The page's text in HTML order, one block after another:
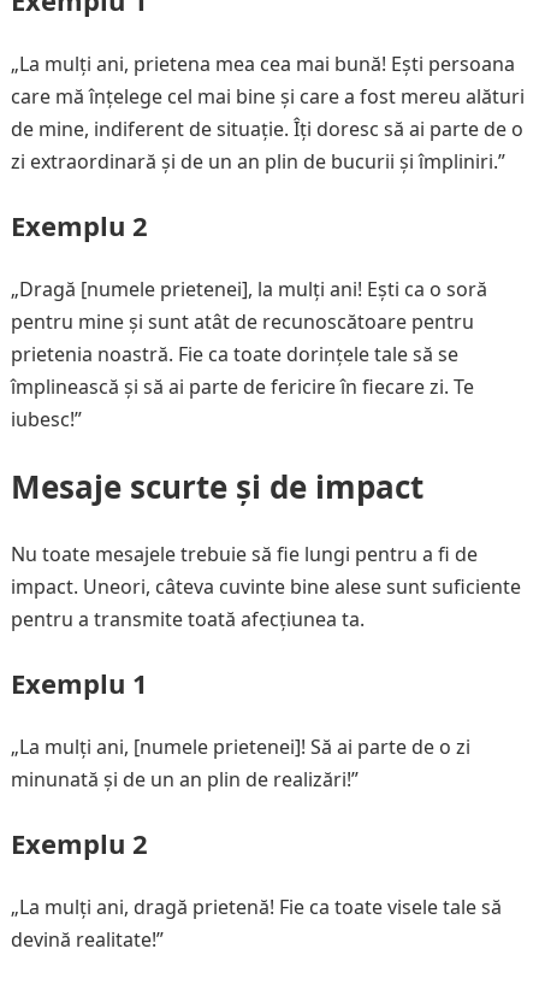
„La mulți ani, prietena mea cea mai bună! Ești persoana
care mă înțelege cel mai bine și care a fost mereu alături
de mine, indiferent de situație. Îți doresc să ai parte de o
zi extraordinară și de un an plin de bucurii și împliniri.”
Exemplu 2
„Dragă [numele prietenei], la mulți ani! Ești ca o soră
pentru mine și sunt atât de recunoscătoare pentru
prietenia noastră. Fie ca toate dorințele tale să se
împlinească și să ai parte de fericire în fiecare zi. Te
iubesc!”
Mesaje scurte și de impact
Nu toate mesajele trebuie să fie lungi pentru a fi de
impact. Uneori, câteva cuvinte bine alese sunt suficiente
pentru a transmite toată afecțiunea ta.
Exemplu 1
„La mulți ani, [numele prietenei]! Să ai parte de o zi
minunată și de un an plin de realizări!”
Exemplu 2
„La mulți ani, dragă prietenă! Fie ca toate visele tale să
devină realitate!”